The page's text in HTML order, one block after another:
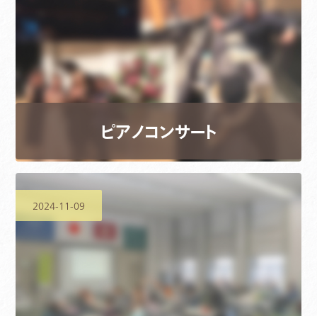
ピアノコンサート
2024-11-09